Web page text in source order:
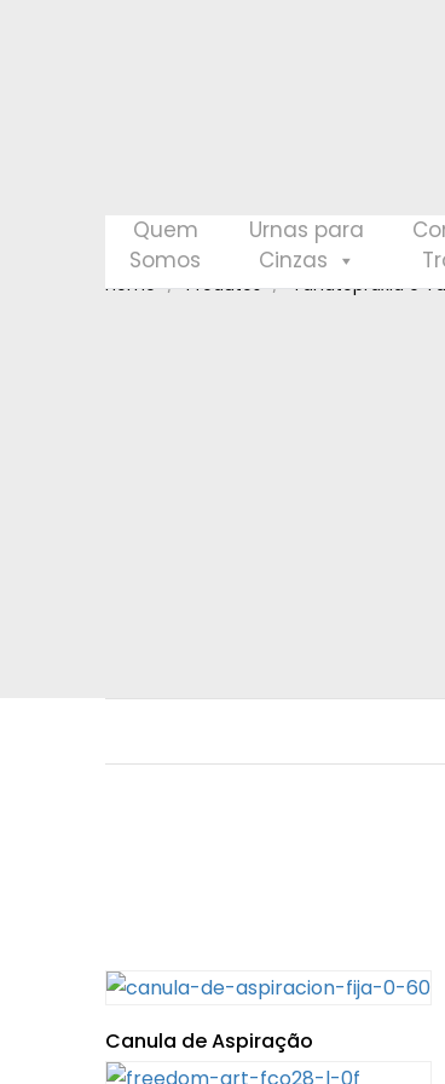
Quem
Somos
Urnas para
Cinzas
Home Produtos Tanatopraxia e
Canula de Aspiração